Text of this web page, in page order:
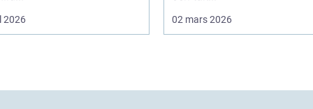
2026 02 mars 2026